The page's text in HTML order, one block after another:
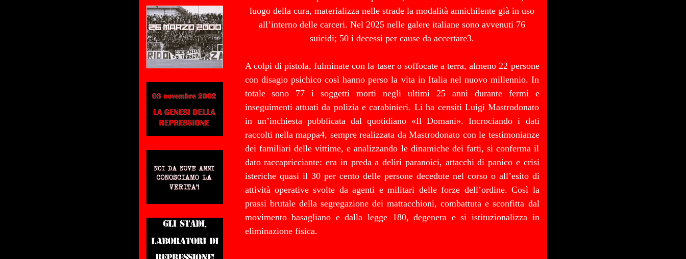
luogo della cura, materializza nelle strade la modalità annichilente già in uso
all’interno delle carceri. Nel 2025 nelle galere italiane sono avvenuti 76
suicidi; 50 i decessi per cause da accertare3.
A colpi di pistola, fulminate con la taser o soffocate a terra, almeno 22 persone
con disagio psichico così hanno perso la vita in Italia nel nuovo millennio. In
totale sono 77 i soggetti morti negli ultimi 25 anni durante fermi e
inseguimenti attuati da polizia e carabinieri. Li ha censiti Luigi Mastrodonato
in un’inchiesta pubblicata dal quotidiano «Il Domani». Incrociando i dati
raccolti nella mappa4, sempre realizzata da Mastrodonato con le testimonianze
dei familiari delle vittime, e analizzando le dinamiche dei fatti, si conferma il
dato raccapricciante: era in preda a deliri paranoici, attacchi di panico e crisi
isteriche quasi il 30 per cento delle persone decedute nel corso o all’esito di
attività operative svolte da agenti e militari delle forze dell’ordine. Così la
prassi brutale della segregazione dei mattacchioni, combattuta e sconfitta dal
movimento basagliano e dalla legge 180, degenera e si istituzionalizza in
eliminazione fisica.